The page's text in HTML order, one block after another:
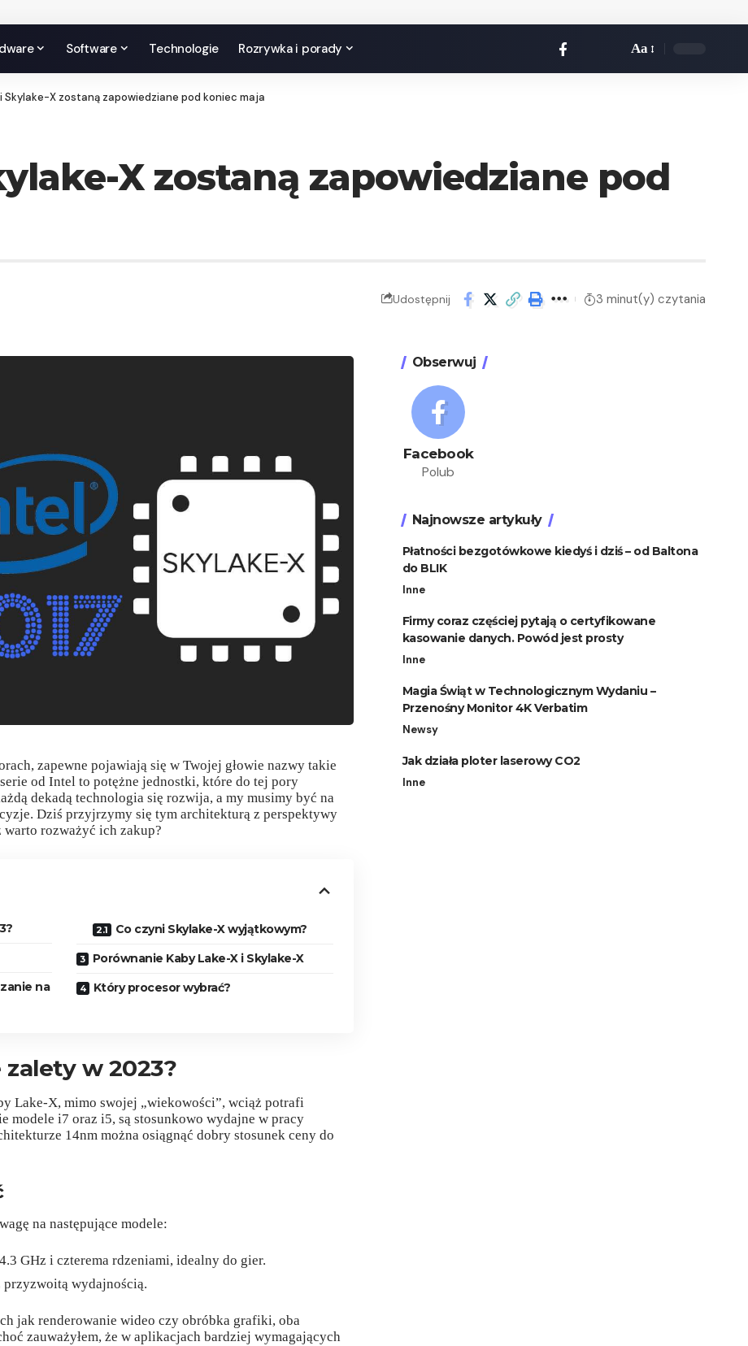
Software Technologie Rozrywka i porady Aa
Skylake-X zostaną zapowiedziane pod koniec maja
X zostaną zapowiedziane pod
Udostępnij 3 minut(y) czytania
zapewne pojawiają się w Twojej głowie nazwy takie
od Intel to potężne jednostki, które do tej pory
dekadą technologia się rozwija, a my musimy być na
Dziś przyjrzymy się tym architekturą z perspektywy
rozważyć ich zakup?
na
Co czyni Skylake-X wyjątkowym?
Porównanie Kaby Lake-X i Skylake-X
Który procesor wybrać?
zalety w 2023?
Lake-X, mimo swojej „wiekowości”, wciąż potrafi
modele i7 oraz i5, są stosunkowo wydajne w pracy
14nm można osiągnąć dobry stosunek ceny do
na następujące modele:
GHz i czterema rdzeniami, idealny do gier.
wydajnością.
jak renderowanie wideo czy obróbka grafiki, oba
zauważyłem, że w aplikacjach bardziej wymagających
Obserwuj
Facebook
Polub
Najnowsze artykuły
Płatności bezgotówkowe kiedyś i dziś – od Baltona
do BLIK
Inne
Firmy coraz częściej pytają o certyfikowane
kasowanie danych. Powód jest prosty
Inne
Magia Świąt w Technologicznym Wydaniu –
Przenośny Monitor 4K Verbatim
Newsy
Jak działa ploter laserowy CO2
Inne